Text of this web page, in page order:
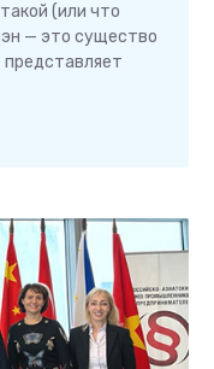
(или что
— это существо
представляет